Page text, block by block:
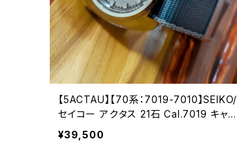
【5ACTAU】【70系：7019-7010】SEIKO/
セイコー アクタス 21石 Cal.7019 キャリ
バー ブルー文字盤 機械式 自動巻き腕時
計 精工舎亀戸工場/SS 1969年 11月製造
¥39,500